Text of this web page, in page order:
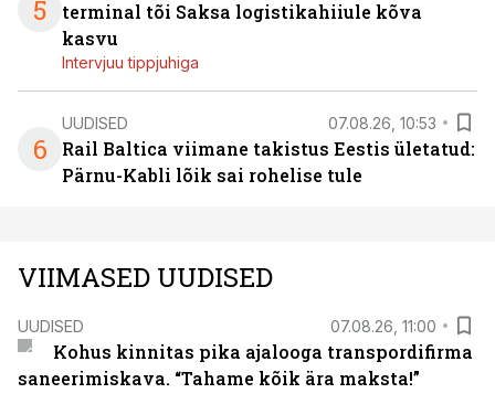
5
terminal tõi Saksa logistikahiiule kõva
kasvu
Intervjuu tippjuhiga
6
UUDISED 07.08.26, 10:53
Rail Baltica viimane takistus Eestis ületatud:
Pärnu-Kabli lõik sai rohelise tule
VIIMASED UUDISED
UUDISED 07.08.26, 11:00
Kohus kinnitas pika ajalooga transpordifirma
saneerimiskava. “Tahame kõik ära maksta!”